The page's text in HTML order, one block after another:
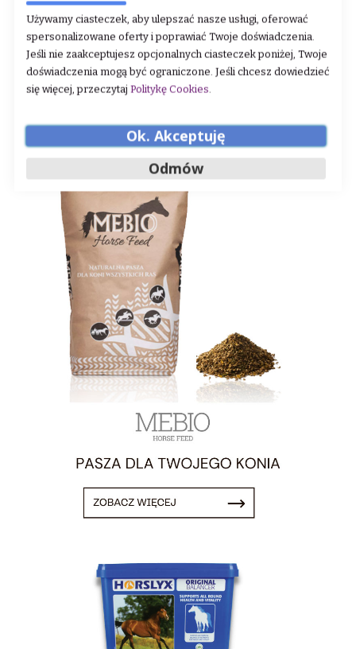
Używamy ciasteczek, aby ulepszać nasze usługi, oferować
spersonalizowane oferty i poprawiać Twoje doświadczenia.
Jeśli nie zaakceptujesz opcjonalnych ciasteczek poniżej, Twoje
doświadczenia mogą być ograniczone. Jeśli chcesz dowiedzieć
się więcej, przeczytaj Politykę Cookies.
Ok. Akceptuję
Odmów